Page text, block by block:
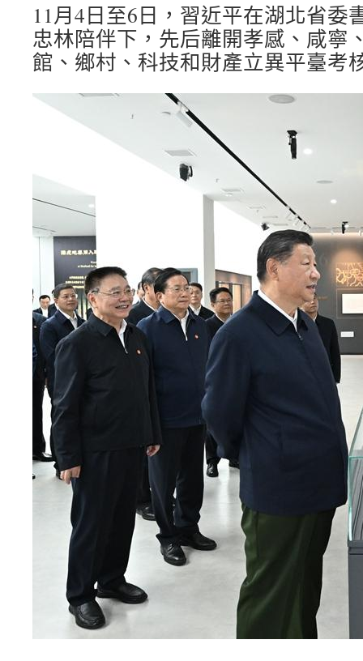
11月4日至6日，習近平在湖北省委
忠林陪伴下，先后離開孝感、咸寧
館、鄉村、科技和財產立異平臺考